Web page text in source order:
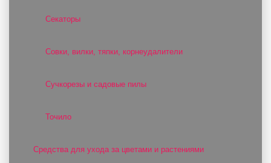
Секаторы
Совки, вилки, тяпки, корнеудалители
Сучкорезы и садовые пилы
Точило
Средства для ухода за цветами и растениями